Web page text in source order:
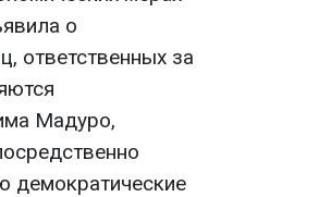
о
ответственных за
Мадуро,
демократические